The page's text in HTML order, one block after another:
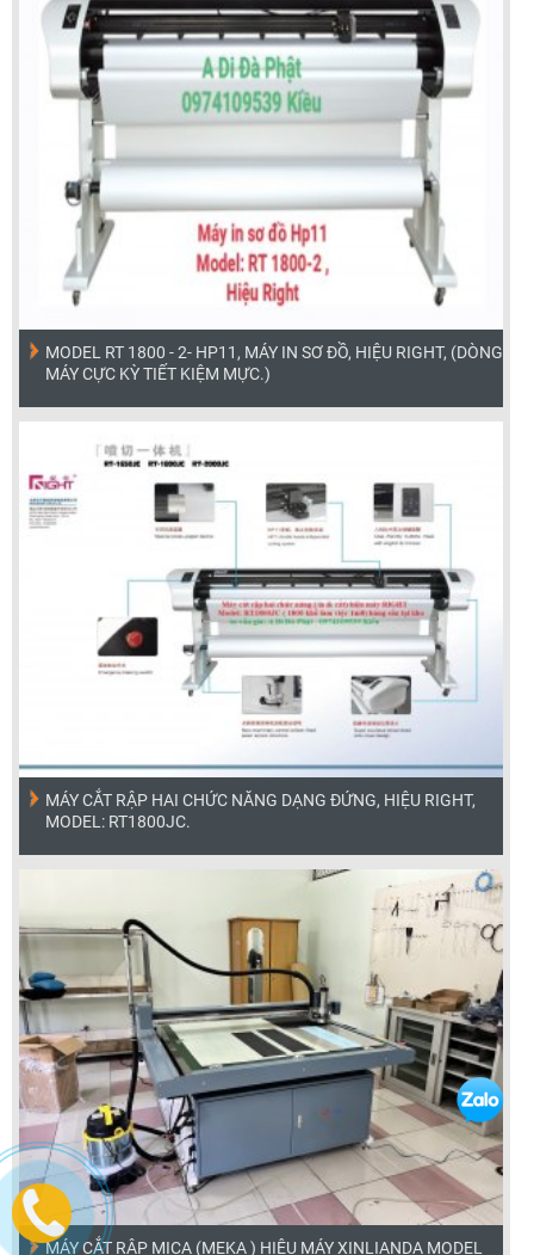
MODEL RT 1800 - 2- HP11, MÁY IN SƠ ĐỒ, HIỆU RIGHT, (DÒNG
MÁY CỰC KỲ TIẾT KIỆM MỰC.)
MÁY CẮT RẬP HAI CHỨC NĂNG DẠNG ĐỨNG, HIỆU RIGHT,
MODEL: RT1800JC.
MÁY CẮT RẬP MICA (MEKA ) HIỆU MÁY XINLIANDA MODEL